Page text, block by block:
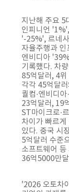
지난해 주요 5
인피니언
'-25%', 르네
자율주행과
엔비디아
기록했다. 차
85억달러, 4위
각각 45억달
퀄컴·엔비디
23억달러, 19
ST마이크로·
차이가 빠르게
있다. 중국 시
5억달러 수준
소프트웨어 등
36억5000만
'2026 오토차